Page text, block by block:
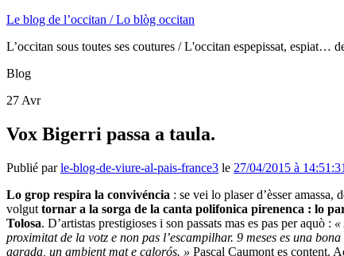
Le blog de l’occitan / Lo blòg occitan
L’occitan sous toutes ses coutures / L'occitan espepissat, espiat…
Blog
27 Avr
Vox Bigerri passa a taula.
Publié parle-blog-de-viure-al-pais-france3 le 27/04/2015 à 14:51:31
Lo grop respira la convivéncia : se vei lo plaser d’èsser amassa,
volgut tornar a la sorga de la canta polifonica pirenenca : lo
Tolosa. D’artistas prestigioses i son passats mas es pas per aquò : «
proximitat de la votz e non pas l’escampilhar. 9 meses es una
agrada, un ambient mat e calorós. » Pascal Caumont es content.